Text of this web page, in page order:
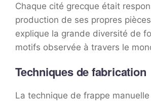
Chaque cité grecque était
production de ses propres
explique la grande diversité de
motifs observée à travers le
Techniques de fabrication
La technique de frappe